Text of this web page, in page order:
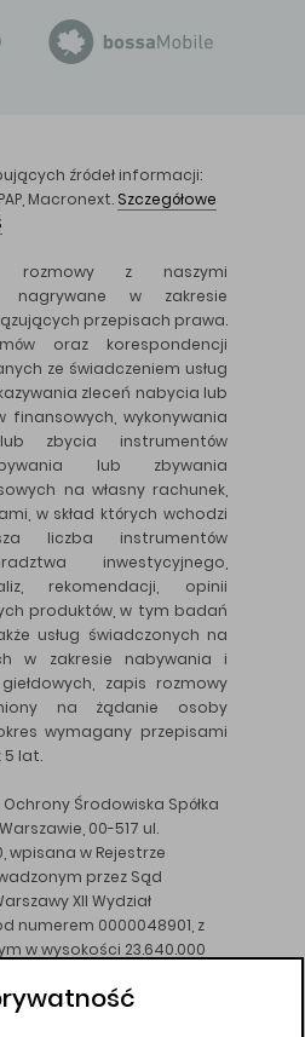
źródeł informacji:
Macronext. Szczegółowe
rozmowy z naszymi
nagrywane w zakresie
przepisach prawa.
oraz korespondencji
ze świadczeniem usług
zleceń nabycia lub
finansowych, wykonywania
zbycia instrumentów
lub zbywania
na własny rachunek,
w skład których wchodzi
liczba instrumentów
inwestycyjnego,
rekomendacji, opinii
produktów, w tym badań
usług świadczonych na
w zakresie nabywania i
zapis rozmowy
na żądanie osoby
wymagany przepisami
5 lat.
Środowiska Spółka
00-517 ul.
wpisana w Rejestrze
przez Sąd
XII Wydział
numerem 0000048901, z
w wysokości 23.640.000
zezwolenia KNF z dnia